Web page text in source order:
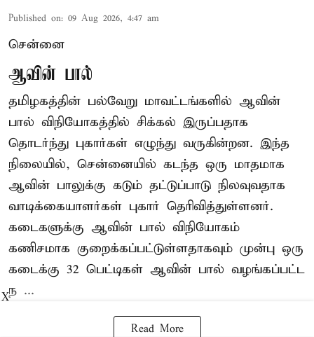
Published on: 09 Aug 2026, 4:47 am
சென்னை
ஆவின் பால்
தமிழகத்தின் பல்வேறு மாவட்டங்களில் ஆவின்
பால் விநியோகத்தில் சிக்கல் இருப்பதாக
தொடர்ந்து புகார்கள் எழுந்து வருகின்றன. இந்த
நிலையில், சென்னையில் கடந்த ஒரு மாதமாக
ஆவின் பாலுக்கு கடும் தட்டுப்பாடு நிலவுவதாக
வாடிக்கையாளர்கள் புகார் தெரிவித்துள்ளனர்.
கடைகளுக்கு ஆவின் பால் விநியோகம்
கணிசமாக குறைக்கப்பட்டுள்ளதாகவும் முன்பு ஒரு
கடைக்கு 32 பெட்டிகள் ஆவின் பால் வழங்கப்பட்ட
ந ...
Read More
X